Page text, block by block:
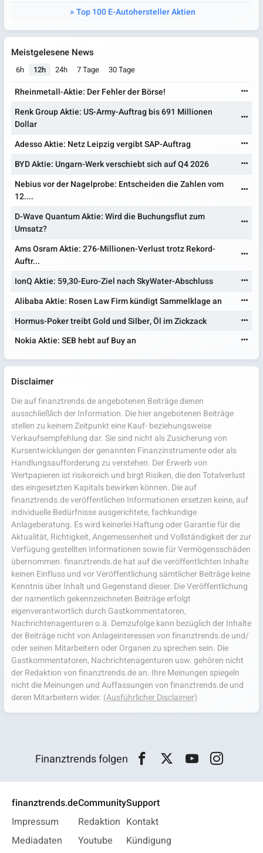
Top 100 E-Autohersteller Aktien
Meistgelesene News
6h 12h 24h 7 Tage 30 Tage
Rheinmetall-Aktie: Der Fehler der Börse!
Renk Group Aktie: US-Army-Auftrag bis 691 Millionen
Dollar
Adesso Aktie: Netz Leipzig vergibt SAP-Auftrag
BYD Aktie: Ungarn-Werk verschiebt sich auf Q4 2026
Nebius vor der Nagelprobe: Entscheiden die Zahlen vom
12....
D-Wave Quantum Aktie: Wird die Buchungsflut zum
Umsatz?
Ams Osram Aktie: 276-Millionen-Verlust trotz Rekord-
Auftr...
IonQ Aktie: 59,30-Euro-Ziel nach SkyWater-Abschluss
Alibaba Aktie: Rosen Law Firm kündigt Sammelklage an
Hormus-Poker treibt Gold und Silber, Öl im Zickzack
Nokia Aktie: SEB hebt auf Buy an
Disclaimer
Die auf finanztrends.de angebotenen Beiträge dienen
ausschließlich der Information. Die hier angebotenen Beiträge
stellen zu keinem Zeitpunkt eine Kauf- beziehungsweise
Verkaufsempfehlung dar. Sie sind nicht als Zusicherung von
Kursentwicklungen der genannten Finanzinstrumente oder als
Handlungsaufforderung zu verstehen. Der Erwerb von
Wertpapieren ist risikoreich und birgt Risiken, die den Totalverlust
des eingesetzten Kapitals bewirken können. Die auf
finanztrends.de veröffentlichen Informationen ersetzen keine, auf
individuelle Bedürfnisse ausgerichtete, fachkundige
Anlageberatung. Es wird keinerlei Haftung oder Garantie für die
Aktualität, Richtigkeit, Angemessenheit und Vollständigkeit der zur
Verfügung gestellten Informationen sowie für Vermögensschäden
übernommen. finanztrends.de hat auf die veröffentlichten Inhalte
keinen Einfluss und vor Veröffentlichung sämtlicher Beiträge keine
Kenntnis über Inhalt und Gegenstand dieser. Die Veröffentlichung
der namentlich gekennzeichneten Beiträge erfolgt
eigenverantwortlich durch Gastkommentatoren,
Nachrichtenagenturen o.ä. Demzufolge kann bezüglich der Inhalte
der Beiträge nicht von Anlageinteressen von finanztrends.de und/
oder seinen Mitarbeitern oder Organen zu sprechen sein. Die
Gastkommentatoren, Nachrichtenagenturen usw. gehören nicht
der Redaktion von finanztrends.de an. Ihre Meinungen spiegeln
nicht die Meinungen und Auffassungen von finanztrends.de und
deren Mitarbeitern wider. (Ausführlicher Disclaimer)
Finanztrends folgen
finanztrends.de
Impressum
Mediadaten
Community
Redaktion
Youtube
Support
Kontakt
Kündigung